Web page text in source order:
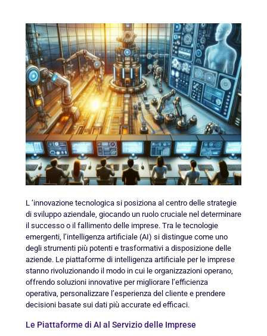
L ‘innovazione tecnologica si posiziona al centro delle strategie
di sviluppo aziendale, giocando un ruolo cruciale nel determinare
il successo o il fallimento delle imprese. Tra le tecnologie
emergenti, l’intelligenza artificiale (AI) si distingue come uno
degli strumenti più potenti e trasformativi a disposizione delle
aziende. Le piattaforme di intelligenza artificiale per le imprese
stanno rivoluzionando il modo in cui le organizzazioni operano,
offrendo soluzioni innovative per migliorare l’efficienza
operativa, personalizzare l’esperienza del cliente e prendere
decisioni basate sui dati più accurate ed efficaci.
Le Piattaforme di AI al Servizio delle Imprese